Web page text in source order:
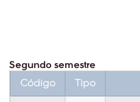
Segundo semestre
Código
Tipo